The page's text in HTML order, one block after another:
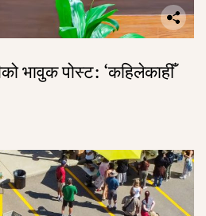
भावुक पोस्ट: ‘कहिलेकाहीँ